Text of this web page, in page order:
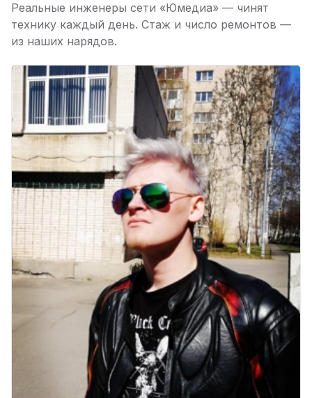
Реальные инженеры сети «Юмедиа» — чинят
технику каждый день. Стаж и число ремонтов —
из наших нарядов.